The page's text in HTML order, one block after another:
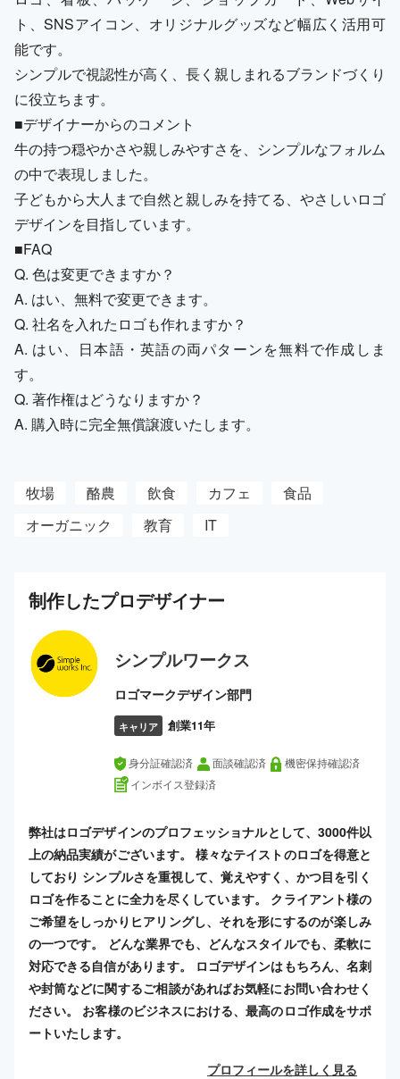
ト、SNSアイコン、オリジナルグッズなど幅広く活用可
能です。
シンプルで視認性が高く、長く親しまれるブランドづくり
に役立ちます。
■デザイナーからのコメント
牛の持つ穏やかさや親しみやすさを、シンプルなフォルム
の中で表現しました。
子どもから大人まで自然と親しみを持てる、やさしいロゴ
デザインを目指しています。
■FAQ
Q. 色は変更できますか？
A. はい、無料で変更できます。
Q. 社名を入れたロゴも作れますか？
A. はい、日本語・英語の両パターンを無料で作成しま
す。
Q. 著作権はどうなりますか？
A. 購入時に完全無償譲渡いたします。
牧場 酪農 飲食 カフェ
食品
オーガニック
教育 IT
制作したプロデザイナー
シンプルワークス
ロゴマークデザイン部門
キャリア 創業11年
身分証確認済 面談確認済
機密保持確認済
インボイス登録済
弊社はロゴデザインのプロフェッショナルとして、3000件以
上の納品実績がございます。 様々なテイストのロゴを得意と
しており シンプルさを重視して、覚えやすく、かつ目を引く
ロゴを作ることに全力を尽くしています。 クライアント様の
ご希望をしっかりヒアリングし、それを形にするのが楽しみ
の一つです。 どんな業界でも、どんなスタイルでも、柔軟に
対応できる自信があります。 ロゴデザインはもちろん、名刺
や封筒などに関するご相談があればお気軽にお問い合わせく
ださい。 お客様のビジネスにおける、最高のロゴ作成をサポ
ートいたします。
プロフィールを詳しく見る